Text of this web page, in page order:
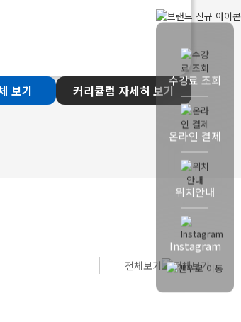
수강료 조회
온라인 결제
위치안내
Instagram
보기 커리큘럼 자세히 보기
전체보기